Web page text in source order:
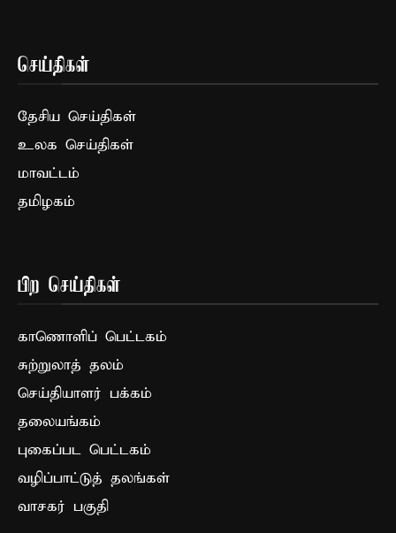
செய்திகள்
தேசிய செய்திகள்
உலக செய்திகள்
மாவட்டம்
தமிழகம்
பிற செய்திகள்
காணொளிப் பெட்டகம்
சுற்றுலாத் தலம்
செய்தியாளர் பக்கம்
தலையங்கம்
புகைப்பட பெட்டகம்
வழிப்பாட்டுத் தலங்கள்
வாசகர் பகுதி